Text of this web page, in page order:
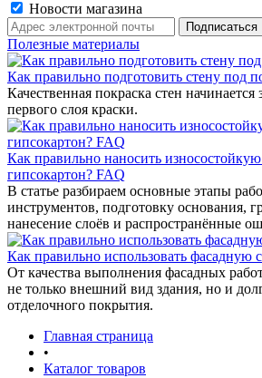
Новости магазина
Полезные материалы
Как правильно подготовить стену под
Качественная покраска стен начинается
первого слоя краски.
Как правильно наносить износостойкую
гипсокартон? FAQ
В статье разбираем основные этапы
инструментов, подготовку основания,
нанесение слоёв и распространённые
Как правильно использовать фасадную
От качества выполнения фасадных
не только внешний вид здания, но и
отделочного покрытия.
Главная страница
•
Каталог товаров